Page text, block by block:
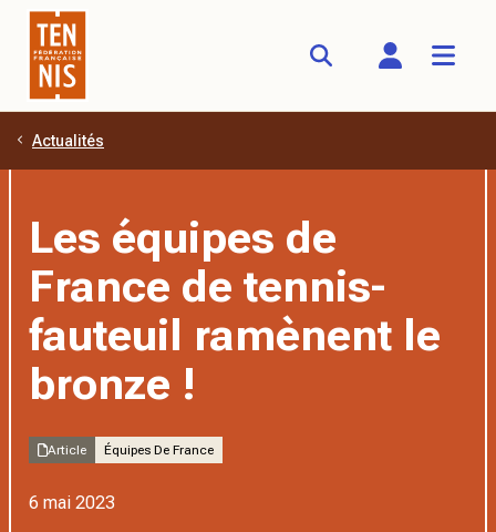
Aller au contenu principal
Actualités
Les équipes de
France de tennis-
fauteuil ramènent le
bronze !
Article Équipes De France
6 mai 2023